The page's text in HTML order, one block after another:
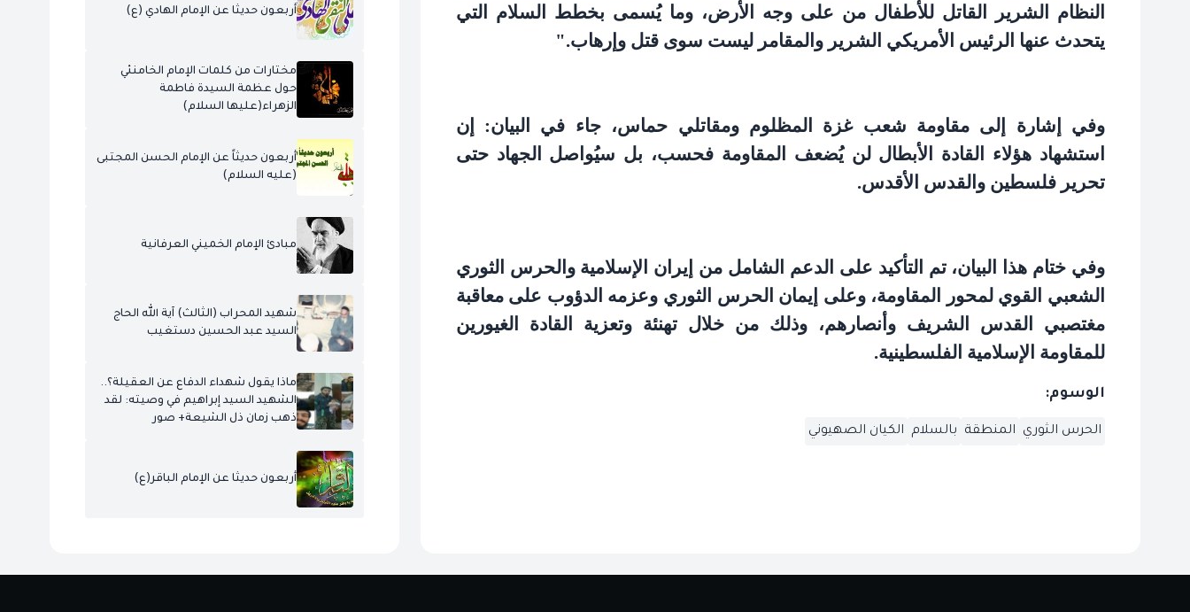
النظام الشرير القاتل للأطفال من على وجه الأرض، وما يُسمى بخطط السلام التي
يتحدث عنها الرئيس الأمريكي الشرير والمقامر ليست سوى قتل وإرهاب".
وفي إشارة إلى مقاومة شعب غزة المظلوم ومقاتلي حماس، جاء في البيان: إن
استشهاد هؤلاء القادة الأبطال لن يُضعف المقاومة فحسب، بل سيُواصل الجهاد حتى
تحرير فلسطين والقدس الأقدس.
وفي ختام هذا البيان، تم التأكيد على الدعم الشامل من إيران الإسلامية والحرس الثوري
الشعبي القوي لمحور المقاومة، وعلى إيمان الحرس الثوري وعزمه الدؤوب على معاقبة
مغتصبي القدس الشريف وأنصارهم، وذلك من خلال تهنئة وتعزية القادة الغيورين
للمقاومة الإسلامية الفلسطينية.
الوسوم:
الحرس الثوري المنطقة بالسلام الكيان الصهيوني
أربعون حديثا عن الإمام الهادي (ع)
مختارات من كلمات الإمام الخامنئي
حول عظمة السيدة فاطمة
الزهراء(عليها السلام)
أربعون حديثاً عن الإمام الحسن المجتبى
(عليه السلام)
مبادئ الإمام الخميني العرفانية
شهيد المحراب (الثالث) آية الله الحاج
السيد عبد الحسين دستغيب
ماذا يقول شهداء الدفاع عن العقيلة؟..
الشهيد السيد إبراهيم في وصيته: لقد
ذهب زمان ذل الشيعة+ صور
أربعون حديثا عن الإمام الباقر(ع)